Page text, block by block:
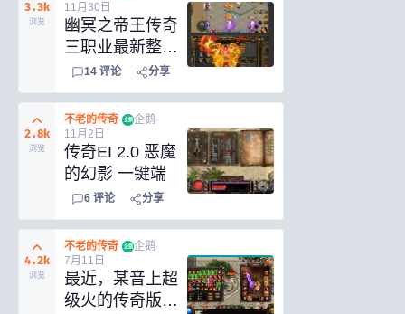
3.3k
浏览
11月30日
幽冥之帝王传奇
三职业最新整理
Win一键服务端
+多区跨服+管
理后台+GM授
权后台+PC安卓
14 评论 分享
2.8k
浏览
不老的传奇· 企鹅 企鹅·
11月2日
传奇EI 2.0 恶魔
的幻影 一键端
6 评论 分享
4.2k
浏览
不老的传奇· 企鹅 企鹅·
7月11日
最近，某音上超
级火的传奇版本